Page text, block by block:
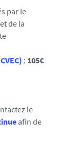
par le
de la
: 105€
le
afin de